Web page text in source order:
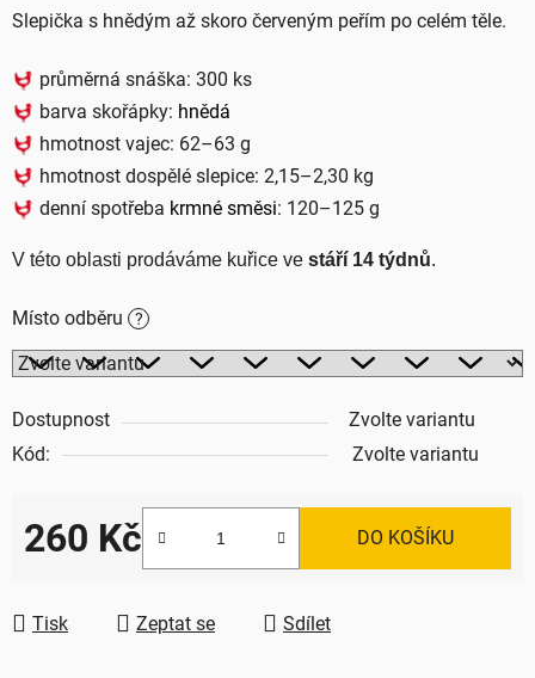
Slepička s hnědým až skoro červeným peřím po celém těle.
průměrná snáška: 300 ks
barva skořápky: hnědá
hmotnost vajec: 62–63 g
hmotnost dospělé slepice: 2,15–2,30 kg
denní spotřeba krmné směsi: 120–125 g
V této oblasti prodáváme kuřice ve stáří 14 týdnů.
Místo odběru ?
Dostupnost
Zvolte variantu
Kód:
Zvolte variantu
260 Kč DO KOŠÍKU
Tisk Zeptat se Sdílet